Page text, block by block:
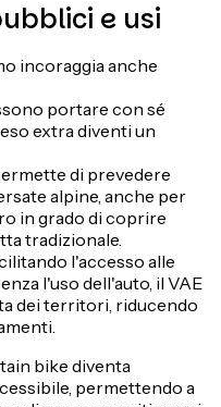
e usi
incoraggia anche
portare con sé
extra diventi un
di prevedere
alpine, anche per
in grado di coprire
tradizionale.
l'accesso alle
l'uso dell'auto, il VAE
dei territori, riducendo
bike diventa
permettendo a